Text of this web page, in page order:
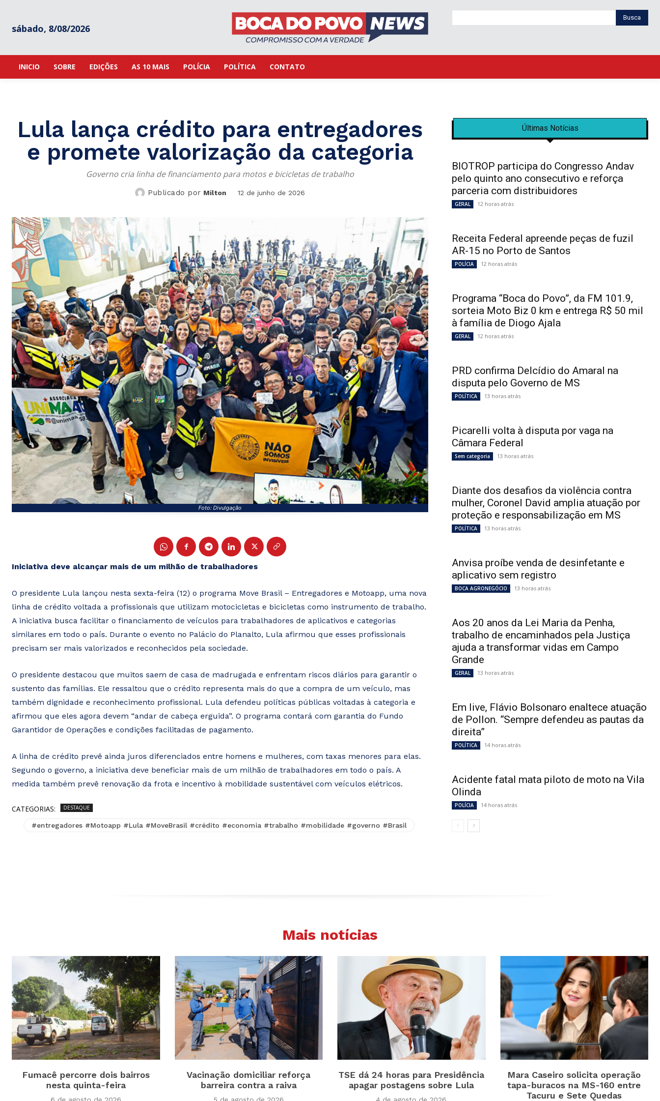
sábado, 8/08/2026
Busca
INICIO SOBRE EDIÇÕES AS 10 MAIS POLÍCIA POLÍTICA CONTATO
Lula lança crédito para entregadores
e promete valorização da categoria
Governo cria linha de financiamento para motos e bicicletas de trabalho
Publicado por Milton 12 de junho de 2026
Foto: Divulgação
Iniciativa deve alcançar mais de um milhão de trabalhadores
O presidente Lula lançou nesta sexta-feira (12) o programa Move Brasil – Entregadores e Motoapp, uma nova
linha de crédito voltada a profissionais que utilizam motocicletas e bicicletas como instrumento de trabalho.
A iniciativa busca facilitar o financiamento de veículos para trabalhadores de aplicativos e categorias
similares em todo o país. Durante o evento no Palácio do Planalto, Lula afirmou que esses profissionais
precisam ser mais valorizados e reconhecidos pela sociedade.
O presidente destacou que muitos saem de casa de madrugada e enfrentam riscos diários para garantir o
sustento das famílias. Ele ressaltou que o crédito representa mais do que a compra de um veículo, mas
também dignidade e reconhecimento profissional. Lula defendeu políticas públicas voltadas à categoria e
afirmou que eles agora devem “andar de cabeça erguida”. O programa contará com garantia do Fundo
Garantidor de Operações e condições facilitadas de pagamento.
A linha de crédito prevê ainda juros diferenciados entre homens e mulheres, com taxas menores para elas.
Segundo o governo, a iniciativa deve beneficiar mais de um milhão de trabalhadores em todo o país. A
medida também prevê renovação da frota e incentivo à mobilidade sustentável com veículos elétricos.
CATEGORIAS: DESTAQUE
#entregadores #Motoapp #Lula #MoveBrasil #crédito #economia #trabalho #mobilidade #governo #Brasil
Últimas Notícias
BIOTROP participa do Congresso Andav
pelo quinto ano consecutivo e reforça
parceria com distribuidores
GERAL 12 horas atrás
Receita Federal apreende peças de fuzil
AR-15 no Porto de Santos
POLÍCIA 12 horas atrás
Programa “Boca do Povo”, da FM 101.9,
sorteia Moto Biz 0 km e entrega R$ 50 mil
à família de Diogo Ajala
GERAL 12 horas atrás
PRD confirma Delcídio do Amaral na
disputa pelo Governo de MS
POLÍTICA 13 horas atrás
Picarelli volta à disputa por vaga na
Câmara Federal
Sem categoria 13 horas atrás
Diante dos desafios da violência contra
mulher, Coronel David amplia atuação por
proteção e responsabilização em MS
POLÍTICA 13 horas atrás
Anvisa proíbe venda de desinfetante e
aplicativo sem registro
BOCA AGRONEGÓCIO 13 horas atrás
Aos 20 anos da Lei Maria da Penha,
trabalho de encaminhados pela Justiça
ajuda a transformar vidas em Campo
Grande
GERAL 13 horas atrás
Em live, Flávio Bolsonaro enaltece atuação
de Pollon. “Sempre defendeu as pautas da
direita”
POLÍTICA 14 horas atrás
Acidente fatal mata piloto de moto na Vila
Olinda
POLÍCIA 14 horas atrás
Mais notícias
Fumacê percorre dois bairros
nesta quinta-feira
Vacinação domiciliar reforça
barreira contra a raiva
TSE dá 24 horas para Presidência
apagar postagens sobre Lula
Mara Caseiro solicita operação
tapa-buracos na MS-160 entre
Tacuru e Sete Quedas